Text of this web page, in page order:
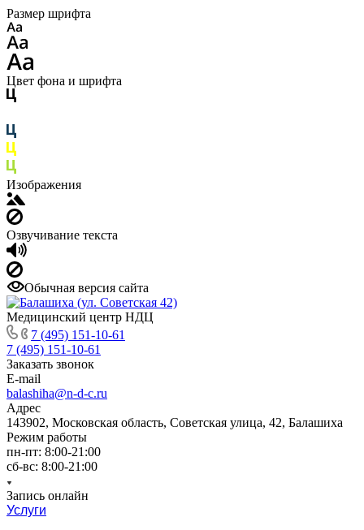
Размер шрифта
Цвет фона и шрифта
Изображения
Озвучивание текста
Обычная версия сайта
Медицинский центр НДЦ
7 (495) 151-10-61
7 (495) 151-10-61
Заказать звонок
E-mail
balashiha@n-d-c.ru
Адрес
143902, Московская область, Советская улица, 42, Балашиха
Режим работы
пн-пт: 8:00-21:00
сб-вс: 8:00-21:00
Запись онлайн
Услуги